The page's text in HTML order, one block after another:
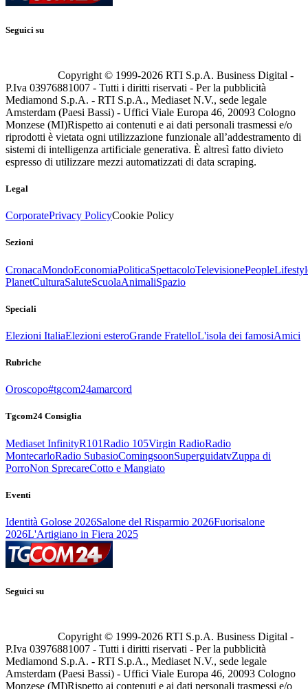
Seguici su
Copyright © 1999-2026 RTI S.p.A. Business Digital -
P.Iva 03976881007 - Tutti i diritti riservati - Per la pubblicità
Mediamond S.p.A. - RTI S.p.A., Mediaset N.V., sede legale
Amsterdam (Paesi Bassi) - Uffici Viale Europa 46, 20093 Cologno
Monzese (MI)Rispetto ai contenuti e ai dati personali trasmessi e/o
riprodotti è vietata ogni utilizzazione funzionale all’addestramento di
sistemi di intelligenza artificiale generativa. È altresì fatto divieto
espresso di utilizzare mezzi automatizzati di data scraping.
Legal
CorporatePrivacy PolicyCookie Policy
Sezioni
CronacaMondoEconomiaPoliticaSpettacoloTelevisionePeople
PlanetCulturaSaluteScuolaAnimaliSpazio
Speciali
Elezioni ItaliaElezioni esteroGrande FratelloL'isola dei famosiAmici
Rubriche
Oroscopo#tgcom24amarcord
Tgcom24 Consiglia
Mediaset InfinityR101Radio 105Virgin RadioRadio
MontecarloRadio SubasioComingsoonSuperguidatvZuppa di
PorroNon SprecareCotto e Mangiato
Eventi
Identità Golose 2026Salone del Risparmio 2026Fuorisalone
2026L'Artigiano in Fiera 2025
Seguici su
Copyright © 1999-2026 RTI S.p.A. Business Digital -
P.Iva 03976881007 - Tutti i diritti riservati - Per la pubblicità
Mediamond S.p.A. - RTI S.p.A., Mediaset N.V., sede legale
Amsterdam (Paesi Bassi) - Uffici Viale Europa 46, 20093 Cologno
Monzese (MI)Rispetto ai contenuti e ai dati personali trasmessi e/o